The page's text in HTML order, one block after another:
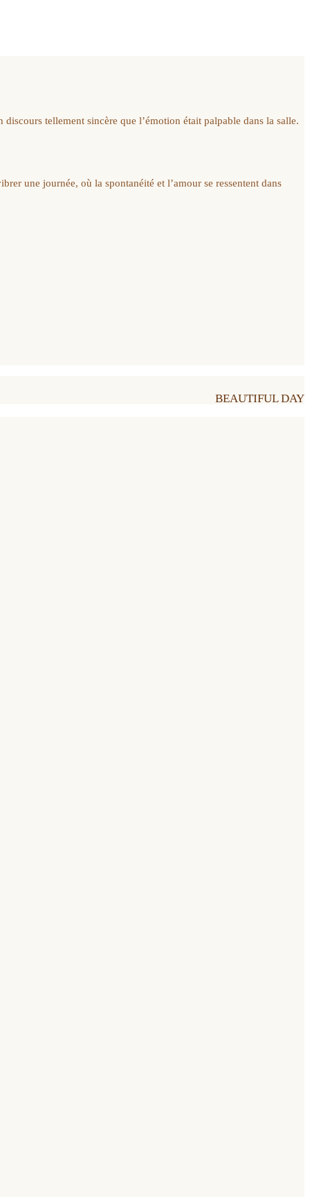
tellement sincère que l’émotion était palpable dans la salle.
une journée, où la spontanéité et l’amour se ressentent dans
BEAUTIFUL DAY